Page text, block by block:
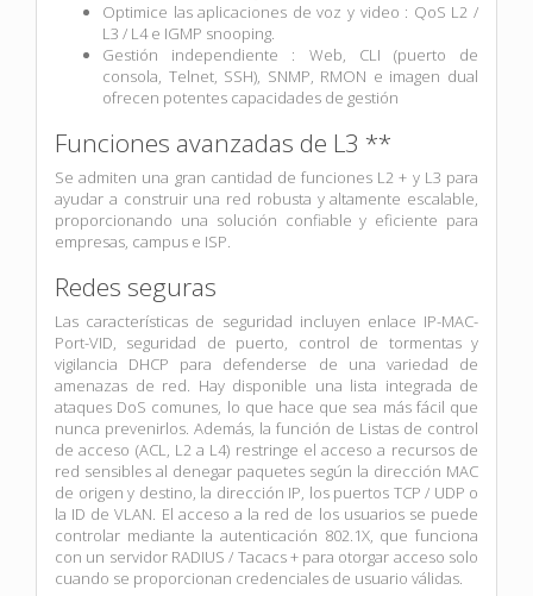
Optimice las aplicaciones de voz y video : QoS L2 /
L3 / L4 e IGMP snooping.
Gestión independiente : Web, CLI (puerto de
consola, Telnet, SSH), SNMP, RMON e imagen dual
ofrecen potentes capacidades de gestión
Funciones avanzadas de L3 **
Se admiten una gran cantidad de funciones L2 + y L3 para
ayudar a construir una red robusta y altamente escalable,
proporcionando una solución confiable y eficiente para
empresas, campus e ISP.
Redes seguras
Las características de seguridad incluyen enlace IP-MAC-
Port-VID, seguridad de puerto, control de tormentas y
vigilancia DHCP para defenderse de una variedad de
amenazas de red. Hay disponible una lista integrada de
ataques DoS comunes, lo que hace que sea más fácil que
nunca prevenirlos. Además, la función de Listas de control
de acceso (ACL, L2 a L4) restringe el acceso a recursos de
red sensibles al denegar paquetes según la dirección MAC
de origen y destino, la dirección IP, los puertos TCP / UDP o
la ID de VLAN. El acceso a la red de los usuarios se puede
controlar mediante la autenticación 802.1X, que funciona
con un servidor RADIUS / Tacacs + para otorgar acceso solo
cuando se proporcionan credenciales de usuario válidas.